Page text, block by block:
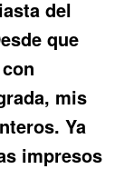
del
que
mis
Ya
impresos